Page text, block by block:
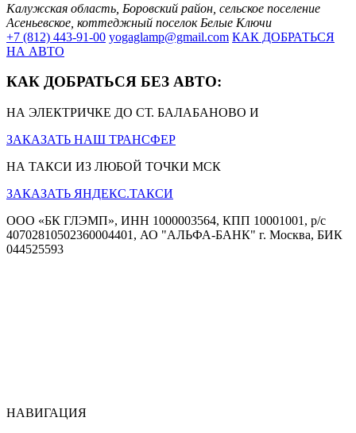
Калужская область, Боровский район, сельское поселение
Асеньевское, коттеджный поселок Белые Ключи
+7 (812) 443-91-00 yogaglamp@gmail.com КАК ДОБРАТЬСЯ
НА АВТО
КАК ДОБРАТЬСЯ БЕЗ АВТО:
НА ЭЛЕКТРИЧКЕ ДО СТ. БАЛАБАНОВО И
ЗАКАЗАТЬ НАШ ТРАНСФЕР
НА ТАКСИ ИЗ ЛЮБОЙ ТОЧКИ МСК
ЗАКАЗАТЬ ЯНДЕКС.ТАКСИ
ООО «БК ГЛЭМП», ИНН 1000003564, КПП 10001001, р/с
40702810502360004401, АО "АЛЬФА-БАНК" г. Москва, БИК
044525593
НАВИГАЦИЯ